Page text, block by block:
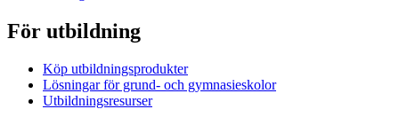
För utbildning
Köp utbildningsprodukter
Lösningar för grund- och gymnasieskolor
Utbildningsresurser